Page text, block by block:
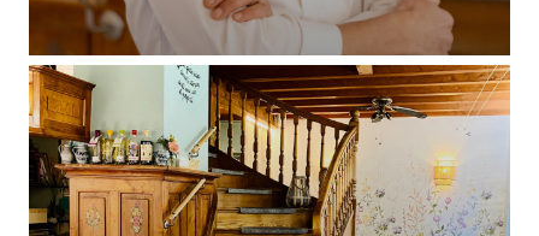
L'AUBERGE AUX 4 SAISONS